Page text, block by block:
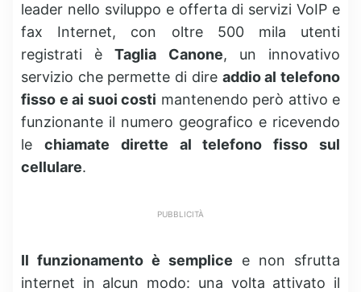
leader nello sviluppo e offerta di servizi VoIP e
fax Internet, con oltre 500 mila utenti
registrati èTaglia Canone, un innovativo
servizio che permette di dire addio al telefono
fisso e ai suoi costi mantenendo però attivo e
funzionante il numero geografico e ricevendo
le chiamate dirette al telefono fisso sul
cellulare.
PUBBLICITÀ
Il funzionamento è semplice e non sfrutta
internet in alcun modo: una volta attivato il